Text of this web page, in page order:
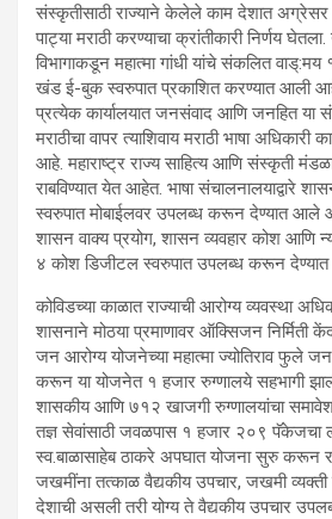
संस्कृतीसाठी राज्याने केलेले काम देशात
पाट्या मराठी करण्याचा क्रांतीकारी निर्णय घेतला.
विभागाकडून महात्मा गांधी यांचे संकलित
खंड ई-बुक स्वरुपात प्रकाशित करण्यात आली
प्रत्येक कार्यालयात जनसंवाद आणि जनहित या
मराठीचा वापर त्याशिवाय मराठी भाषा अधिकारी
आहे. महाराष्ट्र राज्य साहित्य आणि संस्कृती
राबविण्यात येत आहेत. भाषा संचालनालयाद्वारे
स्वरुपात मोबाईलवर उपलब्ध करून देण्यात आले
शासन वाक्य प्रयोग, शासन व्यवहार कोश आणि
४ कोश डिजीटल स्वरुपात उपलब्ध करून
कोविडच्या काळात राज्याची आरोग्य व्यवस्था
शासनाने मोठया प्रमाणावर ऑक्सिजन निर्मिती
जन आरोग्य योजनेच्या महात्मा ज्योतिराव फुले
करून या योजनेत १ हजार रुग्णालये सहभागी
शासकीय आणि ७१२ खाजगी रुग्णालयांचा
तज्ञ सेवांसाठी जवळपास १ हजार २०९ पॅकेजचा
स्व.बाळासाहेब ठाकरे अपघात योजना सुरु करून
जखमींना तत्काळ वैद्यकीय उपचार, जखमी व्यक्ती
देशाची असली तरी योग्य ते वैद्यकीय उपचार